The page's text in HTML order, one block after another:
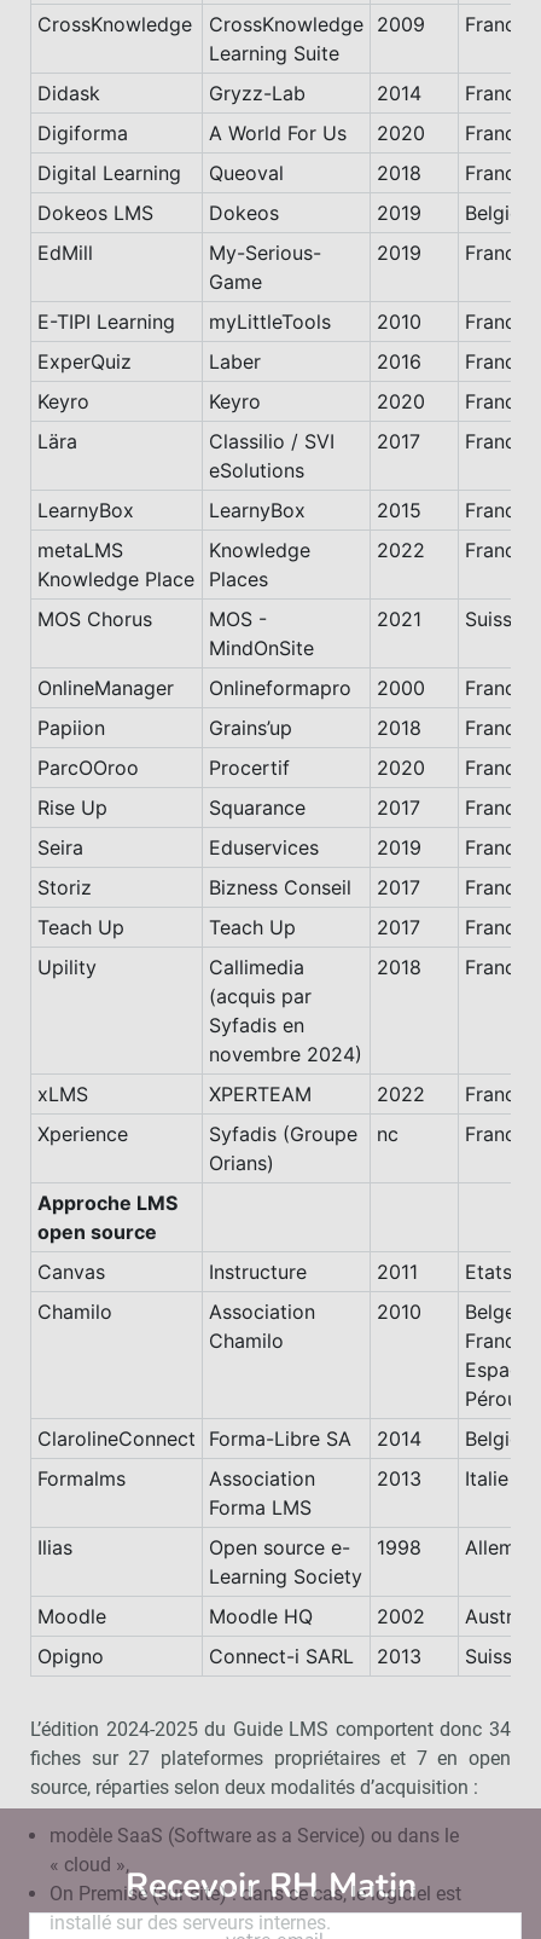
CrossKnowledge
CrossKnowledge
Learning Suite
2009 France
Didask Gryzz-Lab 2014
France
Digiforma
A World For Us 2020
France
Digital Learning
Queoval 2018
France
Dokeos LMS
Dokeos 2019
EdMill
My-Serious-
Game
2019 France
E-TIPI Learning myLittleTools 2010
France
ExperQuiz
Laber 2016
France
Keyro
Keyro 2020
France
Lära
Classilio / SVI
eSolutions
2017 France
LearnyBox LearnyBox 2015
France
metaLMS
Knowledge Place
Knowledge
Places
2022 France
MOS Chorus
MOS -
MindOnSite
2021 Suisse
OnlineManager Onlineformapro 2000
France
Papiion
Grains’up 2018
France
ParcOOroo
Procertif 2020
France
Rise Up
Squarance 2017
France
Seira
Eduservices 2019
France
Storiz
Bizness Conseil 2017
France
Teach Up
Teach Up 2017
France
Upility
Callimedia
(acquis par
Syfadis en
novembre 2024)
2018 France
xLMS XPERTEAM 2022
France
Xperience
Syfadis (Groupe
Orians)
nc France
Approche LMS
open source
Canvas
Instructure 2011
Etats-
Chamilo
Association
Chamilo
2010
Belge-
France-
Pérou
ClarolineConnect
Forma-Libre SA 2014
Formalms
Association
Forma LMS
2013 Italie
Ilias
Open source e-
Learning Society
1998
Moodle Moodle HQ 2002
Opigno
Connect-i SARL 2013 Suisse
L’édition 2024-2025 du Guide LMS comportent donc 34
fiches sur 27 plateformes propriétaires et 7 en open
source, réparties selon deux modalités d’acquisition :
modèle SaaS (Software as a Service) ou dans le
« cloud »,
On Premise (sur site) : dans ce cas, le logiciel est
installé sur des serveurs internes.
Recevoir RH Matin